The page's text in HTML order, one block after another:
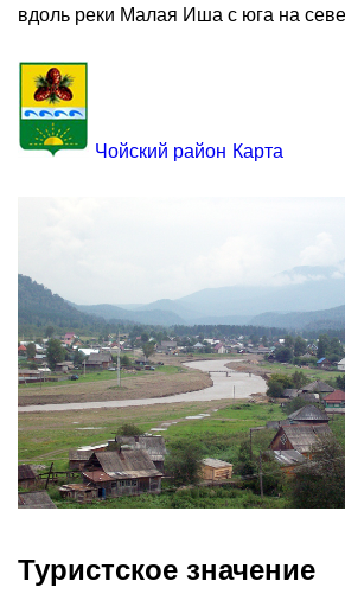
вдоль реки Малая Иша с юга на
Чойский район Карта
Туристское значение